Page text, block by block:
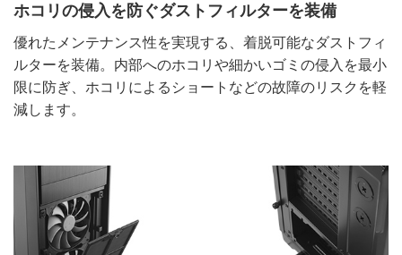
ホコリの侵入を防ぐダストフィルターを装備
優れたメンテナンス性を実現する、着脱可能なダストフィ
ルターを装備。内部へのホコリや細かいゴミの侵入を最小
限に防ぎ、ホコリによるショートなどの故障のリスクを軽
減します。